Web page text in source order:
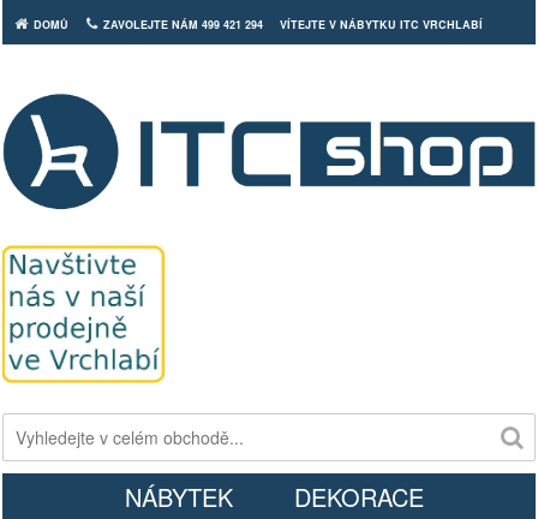
DOMŮ ZAVOLEJTE NÁM 499 421 294 VÍTEJTE V NÁBYTKU ITC VRCHLABÍ
NÁBYTEK DEKORACE